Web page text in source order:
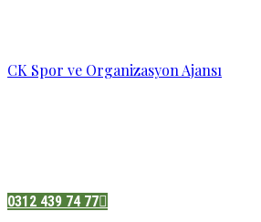
CK Spor ve Organizasyon Ajansı
0312 439 74 77